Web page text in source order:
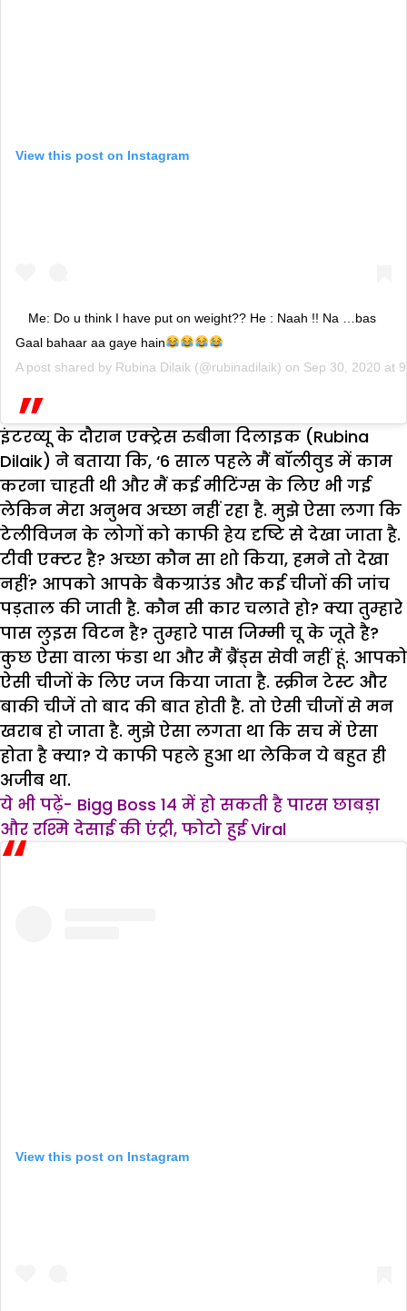
View this post on Instagram
Me: Do u think I have put on weight?? He : Naah !! Na …bas
Gaal bahaar aa gaye hain
A post shared by Rubina Dilaik (@rubinadilaik) on Sep 30, 2020 at
इंटरव्यू के दौरान एक्ट्रेस रुबीना दिलाइक (Rubina
Dilaik) ने बताया कि, ‘6 साल पहले मैं बॉलीवुड में काम
करना चाहती थी और मैं कई मीटिंग्स के लिए भी गई
लेकिन मेरा अनुभव अच्छा नहीं रहा है. मुझे ऐसा लगा कि
टेलीविजन के लोगों को काफी हेय दृष्टि से देखा जाता है.
टीवी एक्टर है? अच्छा कौन सा शो किया, हमने तो देखा
नहीं? आपको आपके बैकग्राउंड और कई चीजों की जांच
पड़ताल की जाती है. कौन सी कार चलाते हो? क्या तुम्हारे
पास लुइस विटन है? तुम्हारे पास जिम्मी चू के जूते है?
कुछ ऐसा वाला फंडा था और मैं ब्रैंड्स सेवी नहीं हूं. आपको
ऐसी चीजों के लिए जज किया जाता है. स्क्रीन टेस्ट और
बाकी चीजें तो बाद की बात होती है. तो ऐसी चीजों से मन
खराब हो जाता है. मुझे ऐसा लगता था कि सच में ऐसा
होता है क्या? ये काफी पहले हुआ था लेकिन ये बहुत ही
अजीब था.
ये भी पढ़ें- Bigg Boss 14 में हो सकती है पारस छाबड़ा
और रश्मि देसाई की एंट्री, फोटो हुई Viral
View this post on Instagram